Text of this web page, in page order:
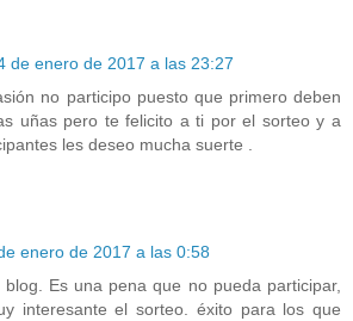
de enero de 2017 a las 23:27
no participo puesto que primero deben
uñas pero te felicito a ti por el sorteo y a
les deseo mucha suerte .
enero de 2017 a las 0:58
Es una pena que no pueda participar,
interesante el sorteo. éxito para los que